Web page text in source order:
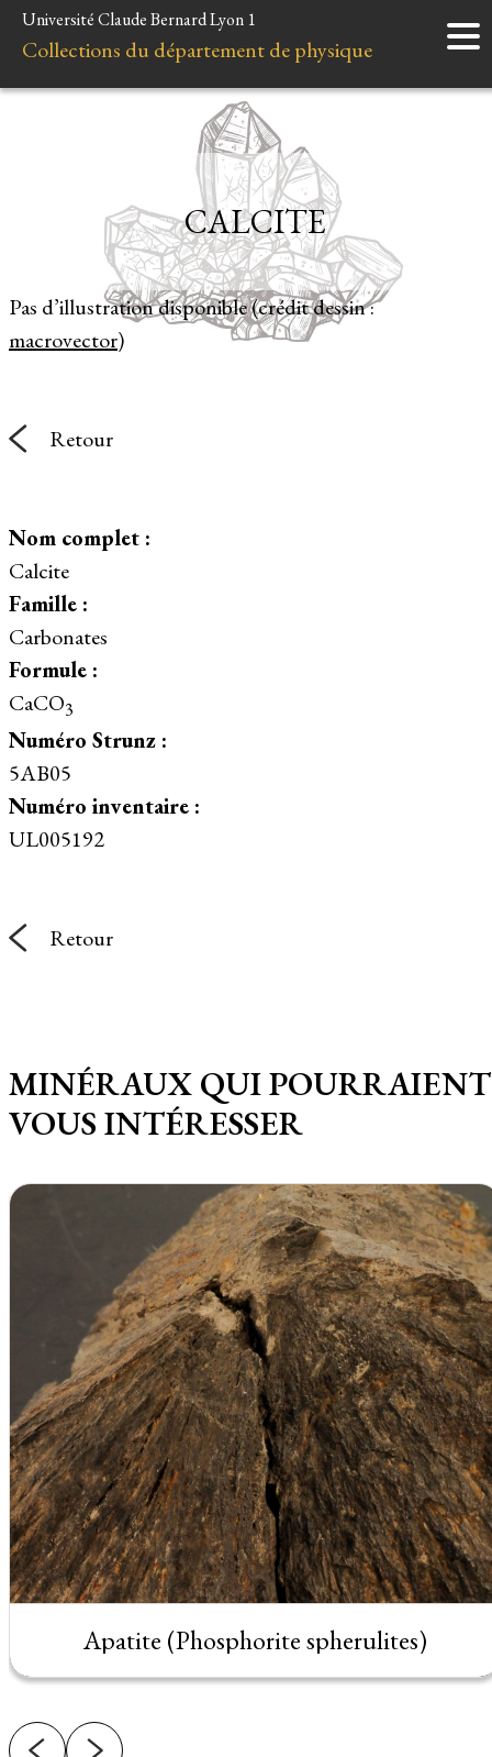
Accueil
Instruments
Liens et ressources
Université Claude Bernard Lyon 1
Collections du département de physique
Pas d’illustration disponible (crédit dessin :
macrovector)
CALCITE
Retour
Nom complet :
Calcite
Famille :
Carbonates
Formule :
CaCO3
Numéro Strunz :
5AB05
Numéro inventaire :
UL005192
Retour
MINÉRAUX QUI POURRAIENT
VOUS INTÉRESSER
Apatite (Phosphorite spherulites)